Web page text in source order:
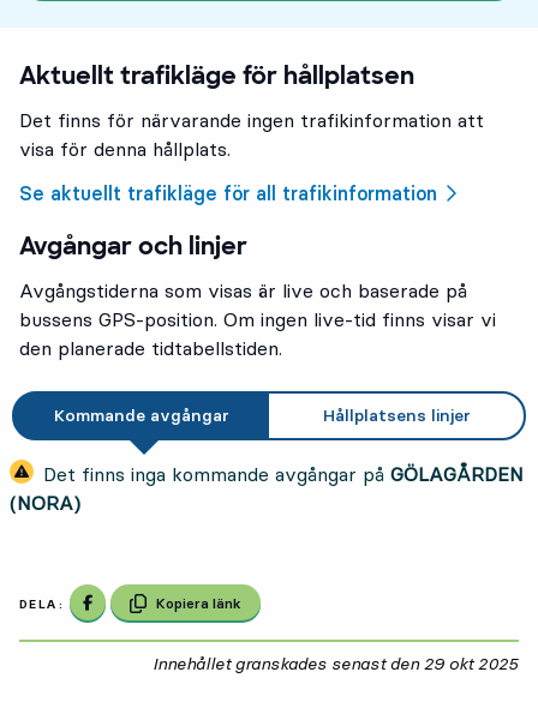
Aktuellt trafikläge för hållplatsen
Det finns för närvarande ingen trafikinformation att
visa för denna hållplats.
Se aktuellt trafikläge för all trafikinformation
Avgångar och linjer
Avgångstiderna som visas är live och baserade på
bussens GPS-position. Om ingen live-tid finns visar vi
den planerade tidtabellstiden.
Kommande avgångar Hållplatsens linjer
Det finns inga kommande avgångar på GÖLAGÅRDEN
(NORA)
DELA: Dela på Facebook
Kopiera länk
Innehållet granskades senast den 29 okt 2025